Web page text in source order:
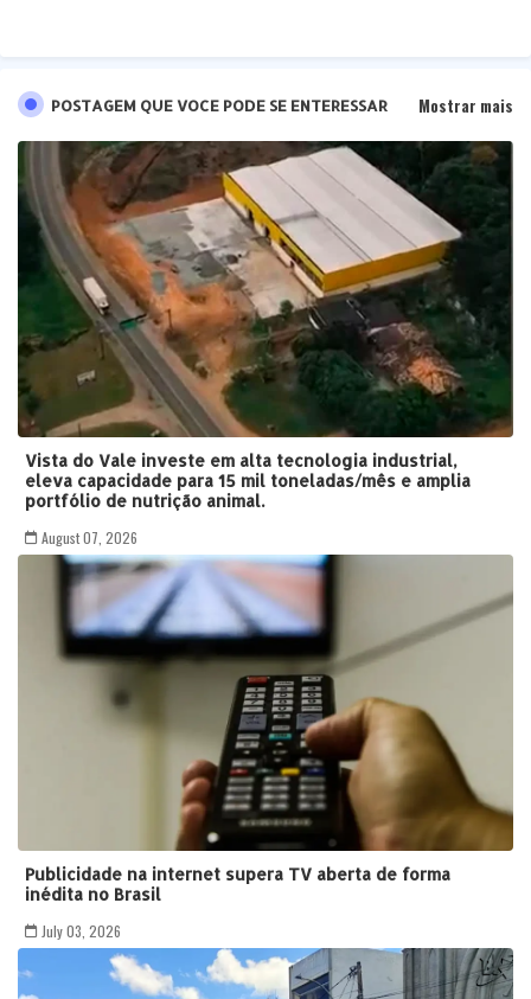
POSTAGEM QUE VOCE PODE SE ENTERESSAR Mostrar mais
Vista do Vale investe em alta tecnologia industrial,
eleva capacidade para 15 mil toneladas/mês e amplia
portfólio de nutrição animal.
August 07, 2026
Publicidade na internet supera TV aberta de forma
inédita no Brasil
July 03, 2026